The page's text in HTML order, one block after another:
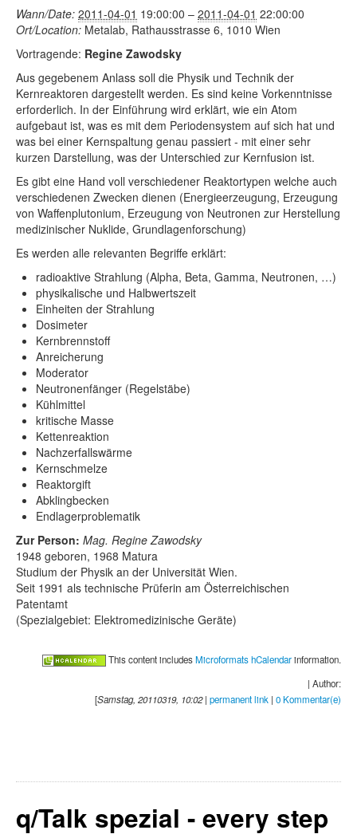
Wann/Date: 2011-04-01 19:00:00 – 2011-04-01 22:00:00
Ort/Location: Metalab, Rathausstrasse 6, 1010 Wien
Vortragende: Regine Zawodsky
Aus gegebenem Anlass soll die Physik und Technik der
Kernreaktoren dargestellt werden. Es sind keine Vorkenntnisse
erforderlich. In der Einführung wird erklärt, wie ein Atom
aufgebaut ist, was es mit dem Periodensystem auf sich hat und
was bei einer Kernspaltung genau passiert - mit einer sehr
kurzen Darstellung, was der Unterschied zur Kernfusion ist.
Es gibt eine Hand voll verschiedener Reaktortypen welche auch
verschiedenen Zwecken dienen (Energieerzeugung, Erzeugung
von Waffenplutonium, Erzeugung von Neutronen zur Herstellung
medizinischer Nuklide, Grundlagenforschung)
Es werden alle relevanten Begriffe erklärt:
radioaktive Strahlung (Alpha, Beta, Gamma, Neutronen, …)
physikalische und Halbwertszeit
Einheiten der Strahlung
Dosimeter
Kernbrennstoff
Anreicherung
Moderator
Neutronenfänger (Regelstäbe)
Kühlmittel
kritische Masse
Kettenreaktion
Nachzerfallswärme
Kernschmelze
Reaktorgift
Abklingbecken
Endlagerproblematik
Zur Person: Mag. Regine Zawodsky
1948 geboren, 1968 Matura
Studium der Physik an der Universität Wien.
Seit 1991 als technische Prüferin am Österreichischen
Patentamt
(Spezialgebiet: Elektromedizinische Geräte)
This content includesMicroformats hCalendarinformation.
| Author:
[Samstag, 20110319, 10:02| permanent link | 0 Kommentar(e)
q/Talk spezial - every step